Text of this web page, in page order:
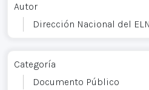
Autor
Dirección Nacional del ELN
Categoría
Documento Público